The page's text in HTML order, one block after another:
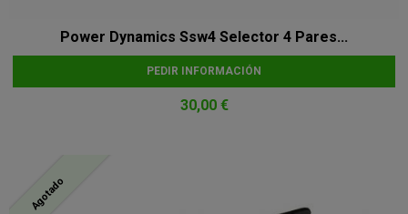
Power Dynamics Ssw4 Selector 4 Pares...
PEDIR INFORMACIÓN
30,00 €
Agotado